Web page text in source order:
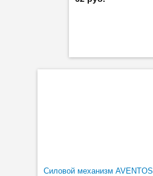
Силовой механизм AVENTOS